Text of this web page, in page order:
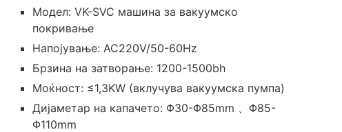
Модел: VK-SVC машина за вакуумско
покривање
Напојување: AC220V/50-60Hz
Брзина на затворање: 1200-1500bh
Моќност: ≤1,3KW (вклучува вакуумска пумпа)
Дијаметар на капачето: Φ30-Φ85mm 、Φ85-
Φ110mm